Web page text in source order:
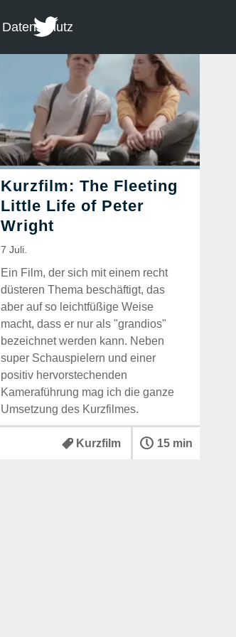
Datenschutz
Ein Film, der sich mit einem recht
düsteren Thema beschäftigt, das
aber auf so leichtfüßige Weise
macht, dass er nur als "grandios"
bezeichnet werden kann. Neben
super Schauspielern und einer
positiv hervorstechenden
Kameraführung mag ich die ganze
Umsetzung des Kurzfilmes.
Kurzfilm 15 min